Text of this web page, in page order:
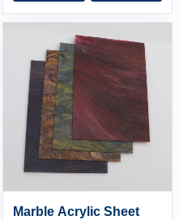
Marble Acrylic Sheet